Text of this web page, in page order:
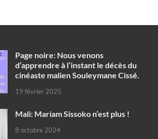
Page noire: Nous venons
d’apprendre à l’instant le décès du
cinéaste malien Souleymane Cissé.
19 février 2025
Mali: Mariam Sissoko n’est plus !
8 octobre 2024